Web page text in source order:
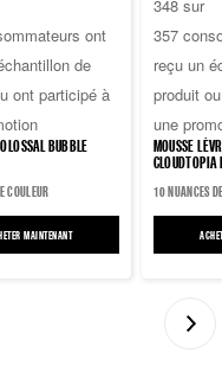
ont
de
ont participé à
BUBBLE
COULEUR
MAINTENANTCOLOSSAL COLOSSAL BUBBLE
sur
5
étoiles.
357
avis
348 sur
357
reçu un
produit
une
MOUSSE
CLOUDTOPIA
10 NUANCES